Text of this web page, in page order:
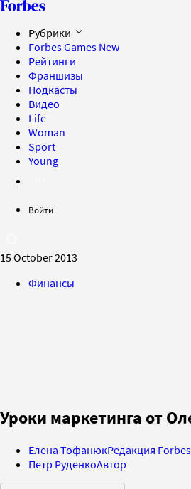
Рубрики
Forbes Games New
Рейтинги
Франшизы
Подкасты
Видео
Life
Woman
Sport
Young
Войти
15 October 2013
Финансы
Уроки маркетинга от
Елена ТофанюкРедакция Forbes
Петр РуденкоАвтор